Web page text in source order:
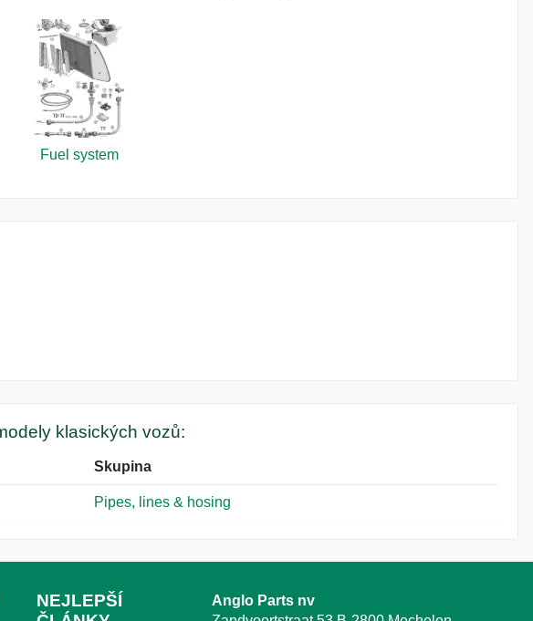
Fuel system
klasických vozů:
Skupina
Pipes, lines & hosing
NEJLEPŠÍ
Anglo Parts nv